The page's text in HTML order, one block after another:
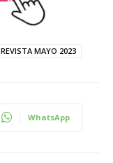
REVISTA MAYO 2023
WhatsApp